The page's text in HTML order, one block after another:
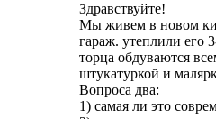
Здравствуйте!
Мы живем в новом
гараж. утеплили его
торца обдуваются
штукатуркой и
Вопроса два:
1) самая ли это